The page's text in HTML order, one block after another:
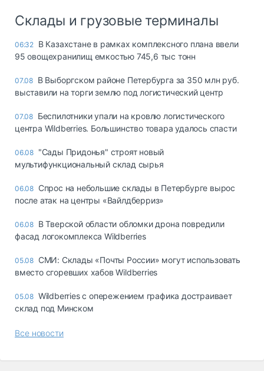
Склады и грузовые терминалы
06:32 В Казахстане в рамках комплексного плана ввели
95 овощехранилищ емкостью 745,6 тыс тонн
07.08 В Выборгском районе Петербурга за 350 млн руб.
выставили на торги землю под логистический центр
07.08 Беспилотники упали на кровлю логистического
центра Wildberries. Большинство товара удалось спасти
06.08 "Сады Придонья" строят новый
мультифункциональный склад сырья
06.08 Спрос на небольшие склады в Петербурге вырос
после атак на центры «Вайлдберриз»
06.08 В Тверской области обломки дрона повредили
фасад логокомплекса Wildberries
05.08 СМИ: Склады «Почты России» могут использовать
вместо сгоревших хабов Wildberries
05.08 Wildberries с опережением графика достраивает
склад под Минском
Все новости